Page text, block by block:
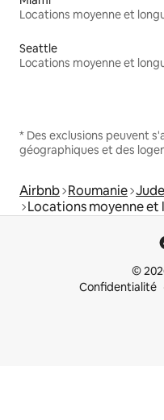
Seattle
* Des exclusions peuvent
géographiques et des
Airbnb Roumanie
Locations moyenne et
©
Confidentialité